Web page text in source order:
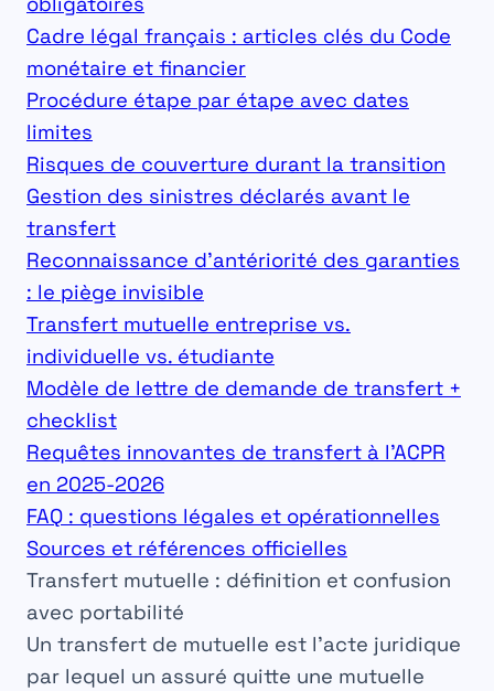
Cadre légal français : articles clés du Code
monétaire et financier
Procédure étape par étape avec dates
limites
Risques de couverture durant la transition
Gestion des sinistres déclarés avant le
transfert
Reconnaissance d’antériorité des garanties
: le piège invisible
Transfert mutuelle entreprise vs.
individuelle vs. étudiante
Modèle de lettre de demande de transfert +
checklist
Requêtes innovantes de transfert à l’ACPR
en 2025-2026
FAQ : questions légales et opérationnelles
Sources et références officielles
Transfert mutuelle : définition et confusion
avec portabilité
Un transfert de mutuelle est l’acte juridique
par lequel un assuré quitte une mutuelle